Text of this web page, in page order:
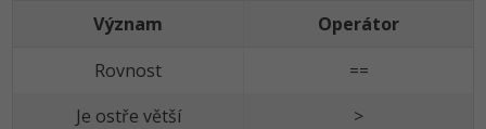
Kybernetická bezpečnost
Elektronický podpis
Fórum
Význam
Operátor
Rovnost
==
Je ostře větší
>